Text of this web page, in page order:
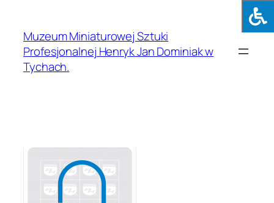
Muzeum Miniaturowej Sztuki
Profesjonalnej Henryk Jan Dominiak w
Tychach.